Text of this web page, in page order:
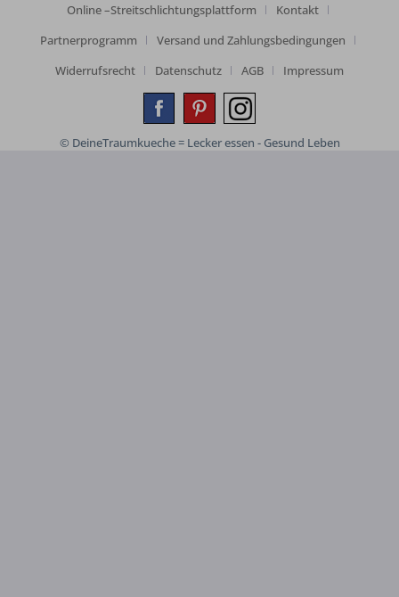
Online –Streitschlichtungsplattform
Kontakt
Partnerprogramm
Versand und Zahlungsbedingungen
Widerrufsrecht
Datenschutz AGB Impressum
© DeineTraumkueche = Lecker essen - Gesund Leben